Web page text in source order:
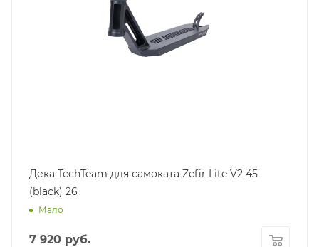
Дека TechTeam для самоката Zefir Lite V2 45
(black) 26
Мало
7 920 руб.